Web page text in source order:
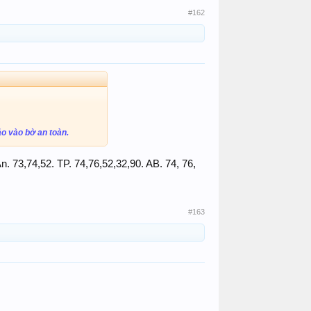
#162
vào bờ an toàn.
73,74,52. TP. 74,76,52,32,90. AB. 74, 76,
#163